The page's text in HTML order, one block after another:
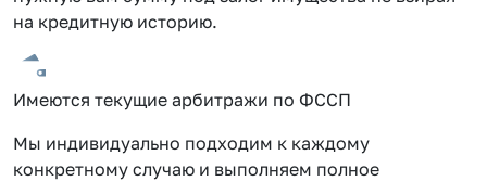
на кредитную историю.
Имеются текущие арбитражи по ФССП
Мы индивидуально подходим к каждому
конкретному случаю и выполняем полное